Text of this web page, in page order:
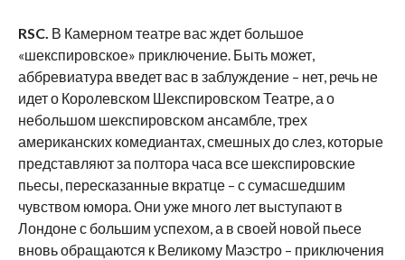
RSC. В Камерном театре вас ждет большое
«шекспировское» приключение. Быть может,
аббревиатура введет вас в заблуждение – нет, речь не
идет о Королевском Шекспировском Театре, а о
небольшом шекспировском ансамбле, трех
американских комедиантах, смешных до слез, которые
представляют за полтора часа все шекспировские
пьесы, пересказанные вкратце – с сумасшедшим
чувством юмора. Они уже много лет выступают в
Лондоне с большим успехом, а в своей новой пьесе
вновь обращаются к Великому Маэстро – приключения